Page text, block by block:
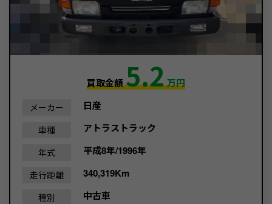
買取金額5.2万円
メーカー 日産
車種 アトラストラック
年式 平成8年/1996年
走行距離 340,319Km
種別 中古車